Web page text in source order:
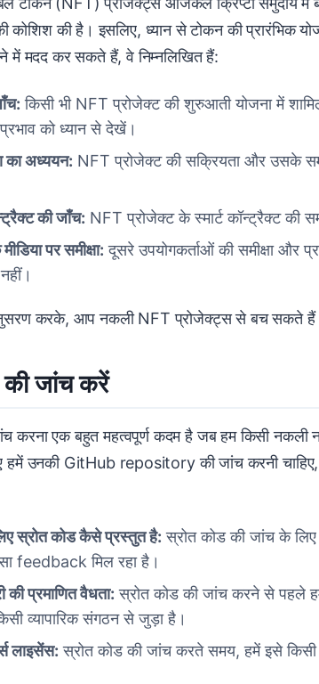
कोशिश की है। इसलिए, ध्यान से टोकन की प्रारंभिक
में मदद कर सकते हैं, वे निम्नलिखित हैं:
किसी भी NFT प्रोजेक्ट की शुरुआती योजना में
को ध्यान से देखें।
का अध्ययन: NFT प्रोजेक्ट की सक्रियता और उसके
की जाँच: NFT प्रोजेक्ट के स्मार्ट कॉन्ट्रैक्ट की
पर समीक्षा: दूसरे उपयोगकर्ताओं की समीक्षा और
करके, आप नकली NFT प्रोजेक्ट्स से बच सकते हैं
जांच करें
करना एक बहुत महत्वपूर्ण कदम है जब हम किसी
उनकी GitHub repository की जांच करनी
स्रोत कोड कैसे प्रस्तुत है: स्रोत कोड की जांच के
feedback मिल रहा है।
की प्रमाणित वैधता: स्रोत कोड की जांच करने से पहले हमें
व्यापारिक संगठन से जुड़ा है।
लाइसेंस: स्रोत कोड की जांच करते समय, हमें इसे किसी